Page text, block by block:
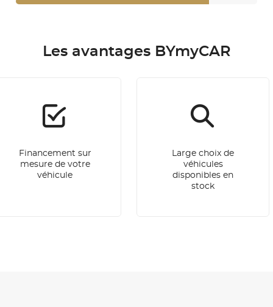
Les avantages BYmyCAR
Financement sur
mesure de votre
véhicule
Large choix de
véhicules
disponibles en
stock